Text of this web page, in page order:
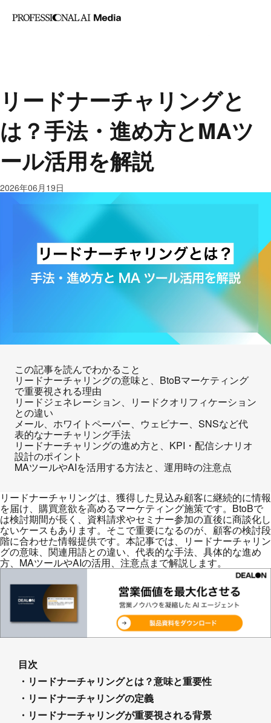
リードナーチャリングと
は？手法・進め方とMAツ
ール活用を解説
2026年06月19日
この記事を読んでわかること
リードナーチャリングの意味と、BtoBマーケティング
で重要視される理由
リードジェネレーション、リードクオリフィケーション
との違い
メール、ホワイトペーパー、ウェビナー、SNSなど代
表的なナーチャリング手法
リードナーチャリングの進め方と、KPI・配信シナリオ
設計のポイント
MAツールやAIを活用する方法と、運用時の注意点
リードナーチャリングは、獲得した見込み顧客に継続的に情報
を届け、購買意欲を高めるマーケティング施策です。BtoBで
は検討期間が長く、資料請求やセミナー参加の直後に商談化し
ないケースもあります。そこで重要になるのが、顧客の検討段
階に合わせた情報提供です。本記事では、リードナーチャリン
グの意味、関連用語との違い、代表的な手法、具体的な進め
方、MAツールやAIの活用、注意点まで解説します。
目次
・リードナーチャリングとは？意味と重要性
・リードナーチャリングの定義
・リードナーチャリングが重要視される背景